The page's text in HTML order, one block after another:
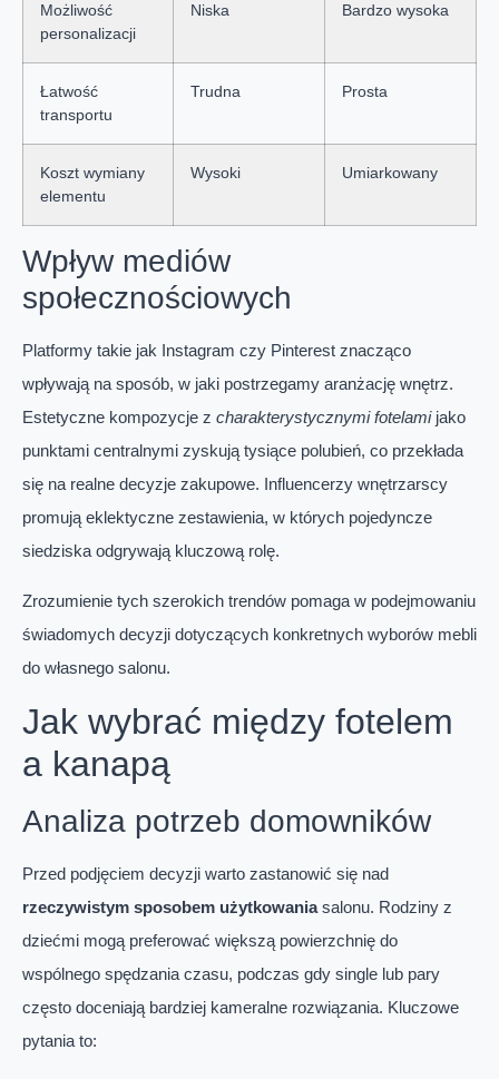
Możliwość
personalizacji
Niska Bardzo wysoka
Łatwość
transportu
Trudna Prosta
Koszt wymiany
elementu
Wysoki Umiarkowany
Wpływ mediów
społecznościowych
Platformy takie jak Instagram czy Pinterest znacząco
wpływają na sposób, w jaki postrzegamy aranżację wnętrz.
Estetyczne kompozycje z charakterystycznymi fotelamijako
punktami centralnymi zyskują tysiące polubień, co przekłada
się na realne decyzje zakupowe. Influencerzy wnętrzarscy
promują eklektyczne zestawienia, w których pojedyncze
siedziska odgrywają kluczową rolę.
Zrozumienie tych szerokich trendów pomaga w podejmowaniu
świadomych decyzji dotyczących konkretnych wyborów mebli
do własnego salonu.
Jak wybrać między fotelem
a kanapą
Analiza potrzeb domowników
Przed podjęciem decyzji warto zastanowić się nad
rzeczywistym sposobem użytkowaniasalonu. Rodziny z
dziećmi mogą preferować większą powierzchnię do
wspólnego spędzania czasu, podczas gdy single lub pary
często doceniają bardziej kameralne rozwiązania. Kluczowe
pytania to: